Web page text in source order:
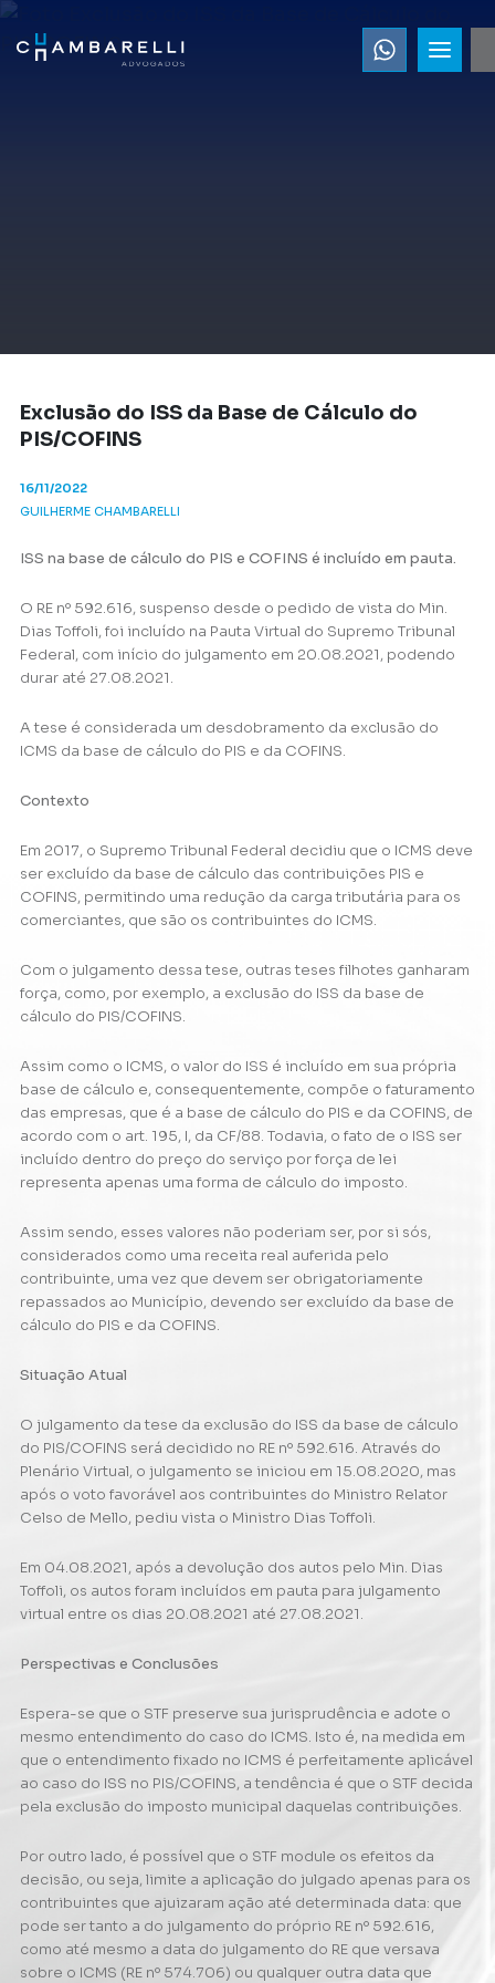
Exclusão do ISS da Base de Cálculo do
PIS/COFINS
16/11/2022
GUILHERME CHAMBARELLI
ISS na base de cálculo do PIS e COFINS é incluído em pauta.
O RE nº 592.616, suspenso desde o pedido de vista do Min.
Dias Toffoli, foi incluído na Pauta Virtual do Supremo Tribunal
Federal, com início do julgamento em 20.08.2021, podendo
durar até 27.08.2021.
A tese é considerada um desdobramento da exclusão do
ICMS da base de cálculo do PIS e da COFINS.
Contexto
Em 2017, o Supremo Tribunal Federal decidiu que o ICMS deve
ser excluído da base de cálculo das contribuições PIS e
COFINS, permitindo uma redução da carga tributária para os
comerciantes, que são os contribuintes do ICMS.
Com o julgamento dessa tese, outras teses filhotes ganharam
força, como, por exemplo, a exclusão do ISS da base de
cálculo do PIS/COFINS.
Assim como o ICMS, o valor do ISS é incluído em sua própria
base de cálculo e, consequentemente, compõe o faturamento
das empresas, que é a base de cálculo do PIS e da COFINS, de
acordo com o art. 195, I, da CF/88. Todavia, o fato de o ISS ser
incluído dentro do preço do serviço por força de lei
representa apenas uma forma de cálculo do imposto.
Assim sendo, esses valores não poderiam ser, por si sós,
considerados como uma receita real auferida pelo
contribuinte, uma vez que devem ser obrigatoriamente
repassados ao Município, devendo ser excluído da base de
cálculo do PIS e da COFINS.
Situação Atual
O julgamento da tese da exclusão do ISS da base de cálculo
do PIS/COFINS será decidido no RE nº 592.616. Através do
Plenário Virtual, o julgamento se iniciou em 15.08.2020, mas
após o voto favorável aos contribuintes do Ministro Relator
Celso de Mello, pediu vista o Ministro Dias Toffoli.
Em 04.08.2021, após a devolução dos autos pelo Min. Dias
Toffoli, os autos foram incluídos em pauta para julgamento
virtual entre os dias 20.08.2021 até 27.08.2021.
Perspectivas e Conclusões
Espera-se que o STF preserve sua jurisprudência e adote o
mesmo entendimento do caso do ICMS. Isto é, na medida em
que o entendimento fixado no ICMS é perfeitamente aplicável
ao caso do ISS no PIS/COFINS, a tendência é que o STF decida
pela exclusão do imposto municipal daquelas contribuições.
Por outro lado, é possível que o STF module os efeitos da
decisão, ou seja, limite a aplicação do julgado apenas para os
contribuintes que ajuizaram ação até determinada data: que
pode ser tanto a do julgamento do próprio RE nº 592.616,
como até mesmo a data do julgamento do RE que versava
sobre o ICMS (RE nº 574.706) ou qualquer outra data que